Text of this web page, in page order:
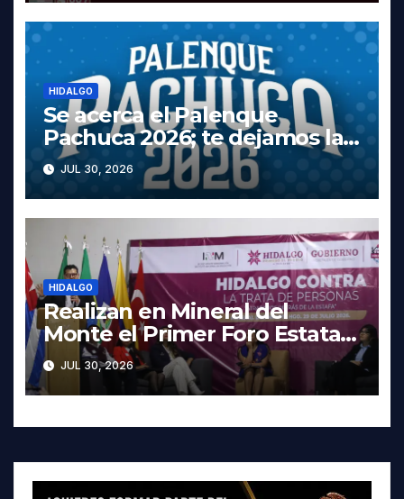
HIDALGO
Se acerca el Palenque
Pachuca 2026; te dejamos la
cartelera completa, las fechas
y los precios
JUL 30, 2026
HIDALGO
Realizan en Mineral del
Monte el Primer Foro Estatal
contra la Trata de Personas
JUL 30, 2026